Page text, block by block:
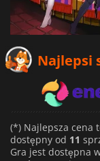
Najlepsi
(*) Najlepsza cena
dostępny od 11
Gra jest dostępna